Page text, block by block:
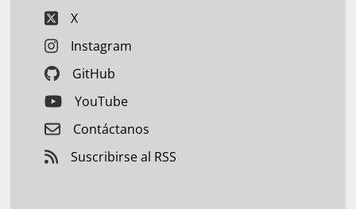
X
Instagram
GitHub
YouTube
Contáctanos
Suscribirse al RSS